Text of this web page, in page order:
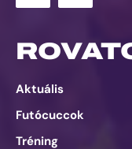
Aktuális
Futócuccok
Tréning